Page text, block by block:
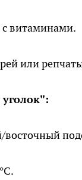
витаминами.
или